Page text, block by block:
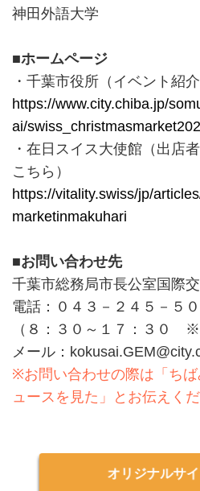
神田外語大学
■ホームページ
・千葉市役所（イベント紹介
https://www.city.chiba.jp/
ai/
・在日スイス大使館（出店
こちら）
https://vitality.swiss/jp/
marketinmakuhari
■お問い合わせ先
千葉市総務局市長公室国際
電話：０４３－２４５－５
（８：３０～１７：３０ ※
メール：
※お問い合わせの際は「ち
ュースを見た」とお伝えく
オリジナルサ